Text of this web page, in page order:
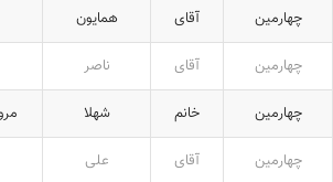
چهارمین آقای همایون
چهارمین آقای ناصر
چهارمین خانم شهلا
چهارمین آقای علی